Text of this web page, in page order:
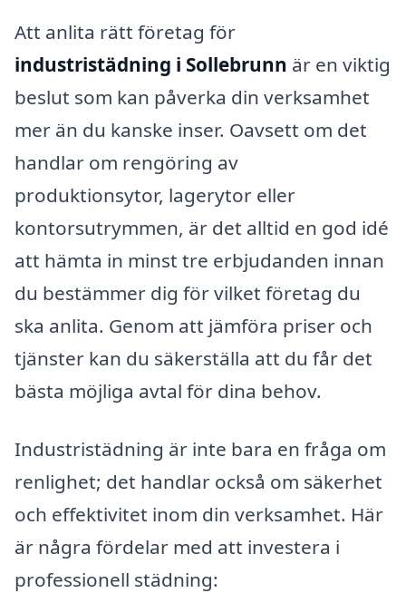
Att anlita rätt företag för
industristädning i Sollebrunn är en viktig
beslut som kan påverka din verksamhet
mer än du kanske inser. Oavsett om det
handlar om rengöring av
produktionsytor, lagerytor eller
kontorsutrymmen, är det alltid en god idé
att hämta in minst tre erbjudanden innan
du bestämmer dig för vilket företag du
ska anlita. Genom att jämföra priser och
tjänster kan du säkerställa att du får det
bästa möjliga avtal för dina behov.
Industristädning är inte bara en fråga om
renlighet; det handlar också om säkerhet
och effektivitet inom din verksamhet. Här
är några fördelar med att investera i
professionell städning: